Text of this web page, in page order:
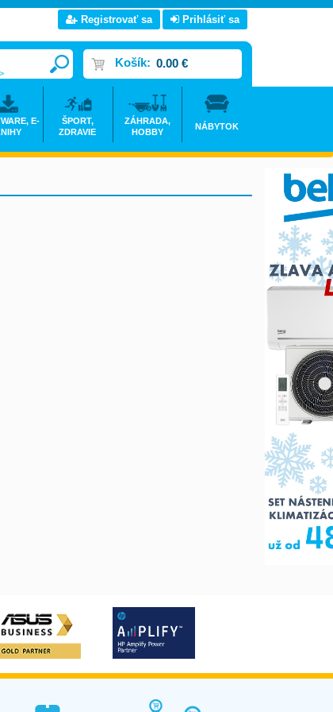
Registrovať sa Prihlásiť sa
Košík: 0.00 €
E-
ŠPORT,
ZDRAVIE
ZÁHRADA,
HOBBY
NÁBYTOK